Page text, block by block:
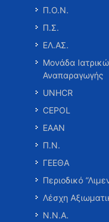
Π.Ο.Ν.
Π.Σ.
ΕΛ.ΑΣ.
Μονάδα
Αναπαραγωγής
UNHCR
CEPOL
ΕΑΑΝ
Π.Ν.
ΓΕΕΘΑ
Περιοδικό
Λέσχη
Ν.Ν.Α.